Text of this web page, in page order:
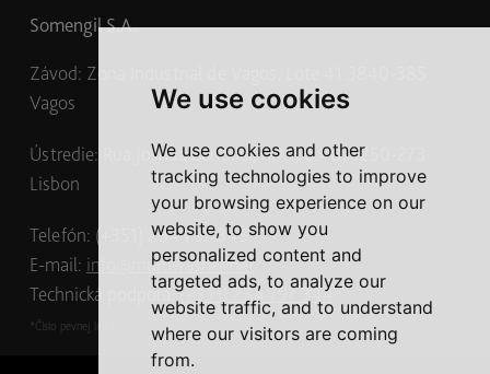
We use cookies
We use cookies and other
tracking technologies to improve
your browsing experience on our
website, to show you
personalized content and
targeted ads, to analyze our
website traffic, and to understand
where our visitors are coming
from.
Somengil S.A.
Závod: Zona Industrial de Vagos, Lote 41 3840-385
Vagos
Ústredie: Rua Joshua Benoliel, n.º 1, 6.º D, 1250-273
Lisbon
Telefón: (+351) 234 797 345*
E-mail: info@multiwasher.net
Technická podpora:(+351) 234 797 344
*Číslo pevnej linky